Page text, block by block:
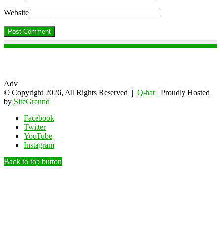
Website
Adv
© Copyright 2026, All Rights Reserved | Q-har| Proudly Hosted
by SiteGround
Facebook
Twitter
YouTube
Instagram
Back to top button